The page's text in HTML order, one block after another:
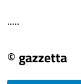
.....
© gazzetta